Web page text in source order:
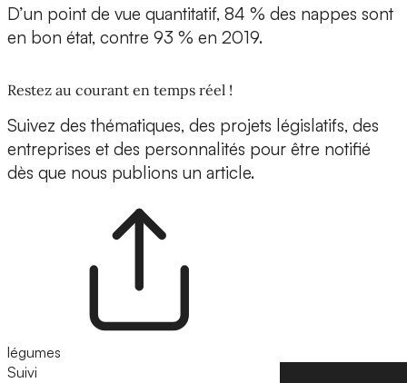
D’un point de vue quantitatif, 84 % des nappes sont
en bon état, contre 93 % en 2019.
Restez au courant en temps réel !
Suivez des thématiques, des projets législatifs, des
entreprises et des personnalités pour être notifié
dès que nous publions un article.
légumes
Suivi